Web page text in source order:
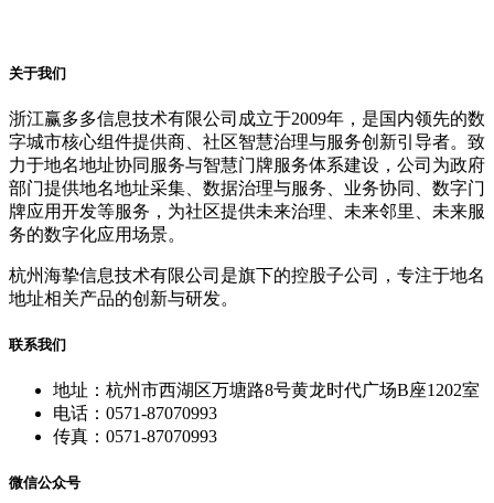
关于我们
浙江赢多多信息技术有限公司成立于2009年，是国内领先的数
字城市核心组件提供商、社区智慧治理与服务创新引导者。致
力于地名地址协同服务与智慧门牌服务体系建设，公司为政府
部门提供地名地址采集、数据治理与服务、业务协同、数字门
牌应用开发等服务，为社区提供未来治理、未来邻里、未来服
务的数字化应用场景。
杭州海挚信息技术有限公司是旗下的控股子公司，专注于地名
地址相关产品的创新与研发。
联系我们
地址：杭州市西湖区万塘路8号黄龙时代广场B座1202室
电话：0571-87070993
传真：0571-87070993
微信公众号